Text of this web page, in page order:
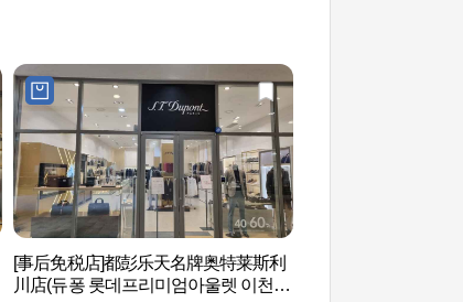
[事后免税店]都彭乐天名牌奥特莱斯利
川店(듀퐁 롯데프리미엄아울렛 이천